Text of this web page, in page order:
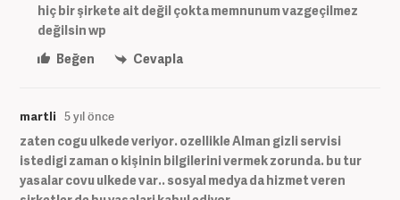
hiç bir şirkete ait değil çokta memnunum vazgeçilmez
değilsin wp
Beğen
Cevapla
martli 5 yıl önce
zaten cogu ulkede veriyor. ozellikle Alman gizli servisi
istedigi zaman o kişinin bilgilerini vermek zorunda. bu tur
yasalar covu ulkede var.. sosyal medya da hizmet veren